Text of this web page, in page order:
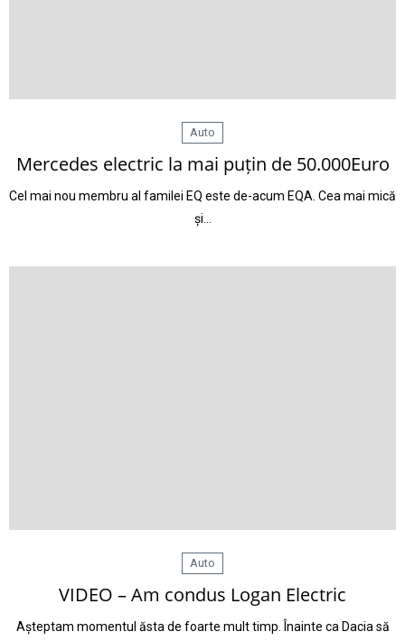
Auto
Mercedes electric la mai puțin de 50.000Euro
Cel mai nou membru al familei EQ este de-acum EQA. Cea mai mică
și…
Auto
VIDEO – Am condus Logan Electric
Așteptam momentul ăsta de foarte mult timp. Înainte ca Dacia să